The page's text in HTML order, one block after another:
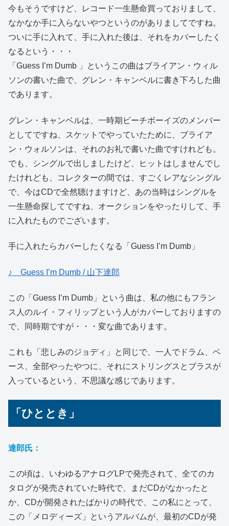
今もそうですけど、レコード一生懸命買っておりまして、
なかなか手に入らないやつというのがありましてですね。
ついに手に入れて、手に入れた後は、それをカバーしたく
なるという・・・
「Guess I’m Dumb 」というこの曲はブライアン・ウィル
ソンの書いた曲で、グレン・キャンベルに書き下ろした曲
であります。
グレン・キャンベルは、一時期ビーチボーイズのメンバー
としてですね、スケットでやっていたために、ブライア
ン・ウォルソンは、それのお礼で書いた曲ですけれども。
でも、シングルで出しましたけど、ヒットはしませんでし
たけれども、コレクターの間では、すごくレアなシングル
で、今はCDで全然聴けますけど、あの当時はシングルを
一生懸命探してですね、オークションをやったりして、手
に入れたものでございます。
手に入れたらカバーしたくなる「Guess I’m Dumb」
♪ Guess I’m Dumb / 山下達郎
この「Guess I’m Dumb」という曲は、私の他にもフラン
ス人のルイ・フィリップという人がカバーしておりますの
で、同時期ですが・・・変な曲であります。
これも「悲しみのジョディ」と同じで、一人でドラム、ベ
ース、全部やったやつに、それにストリングスとブラスが
入っているという、不思議な感じであります。
「ひととき」
達郎氏：
この頃は、いわゆるアナログLPで発売されて、全てのカ
タログが発売されていた時代で、まだCDがなかったと
か、CDが開発されたばかりの時代で、この私にとって、
この「メロディーズ」というアルバムが、最初のCDが発